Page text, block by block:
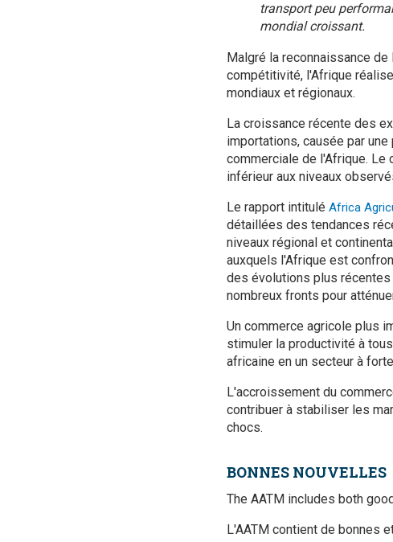
transport peu
mondial croissant.
Malgré la reconnaissance
compétitivité, l'Afrique
mondiaux et régionaux.
La croissance récente des
importations, causée par
commerciale de l'Afrique. Le
inférieur aux niveaux
Le rapport intitulé Africa
détaillées des tendances
niveaux régional et
auxquels l'Afrique est
des évolutions plus
nombreux fronts pour
Un commerce agricole plus
stimuler la productivité à
africaine en un secteur à
L'accroissement du
contribuer à stabiliser les
chocs.
BONNES NOUVELLES
The AATM includes both
L'AATM contient de bonnes